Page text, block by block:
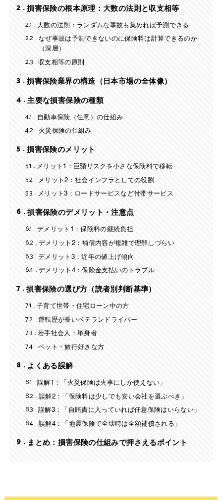
2
損害保険の根本原理：大数の法則と収支相等
2.1
大数の法則：ランダムな事故も集めれば予測できる
2.2 なぜ事故は予測できないのに保険料は計算できるのか
（深層）
2.3 収支相等の原則
3 損害保険業界の構造（日本市場の全体像）
4
主要な損害保険の種類
4.1
自動車保険（任意）の仕組み
4.2 火災保険の仕組み
5
損害保険のメリット
5.1
メリット1：巨額リスクを小さな保険料で移転
5.2 メリット2：社会インフラとしての役割
5.3 メリット3：ロードサービスなど付帯サービス
6
損害保険のデメリット・注意点
6.1
デメリット1：保険料の継続負担
6.2 デメリット2：補償内容が複雑で理解しづらい
6.3 デメリット3：近年の値上げ傾向
6.4 デメリット4：保険金支払いのトラブル
7
損害保険の選び方（読者別判断基準）
7.1
子育て世帯・住宅ローン中の方
7.2 運転歴が長いベテランドライバー
7.3 若手社会人・単身者
7.4 ペット・旅行好きな方
8
よくある誤解
8.1
誤解1：「火災保険は火事にしか使えない」
8.2 誤解2：「保険料は少しでも安い会社を選ぶべき」
8.3 誤解3：「自賠責に入っていれば任意保険はいらない」
8.4 誤解4：「地震保険で全壊時は全額補償される」
9 まとめ：損害保険の仕組みで押さえるポイント